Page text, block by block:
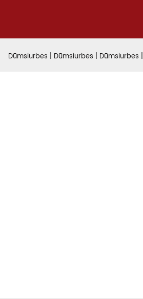
Dūmsiurbės | Dūmsiurbės | Dūmsiurbės |